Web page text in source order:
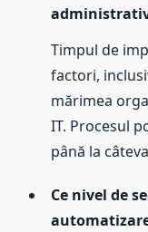
Timpul de
factori,
mărimea
IT. Procesul
până la
Ce nivel de